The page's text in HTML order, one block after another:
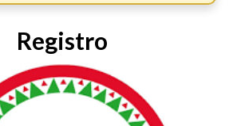
Registro